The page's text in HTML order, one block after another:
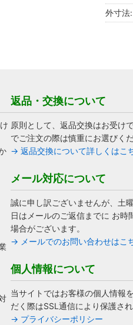
外寸法:
返品・交換について
原則として、返品交換はお受け
でご注文の際は慎重にお選びくだ
→ 返品交換について詳しくはこ
メール対応について
誠に申し訳ございませんが、土
日はメールのご返信までに お時
場合がございます。
→ メールでのお問い合わせはこ
個人情報について
当サイトではお客様の個人情報
だく際はSSL通信により保護され
→ プライバシーポリシー